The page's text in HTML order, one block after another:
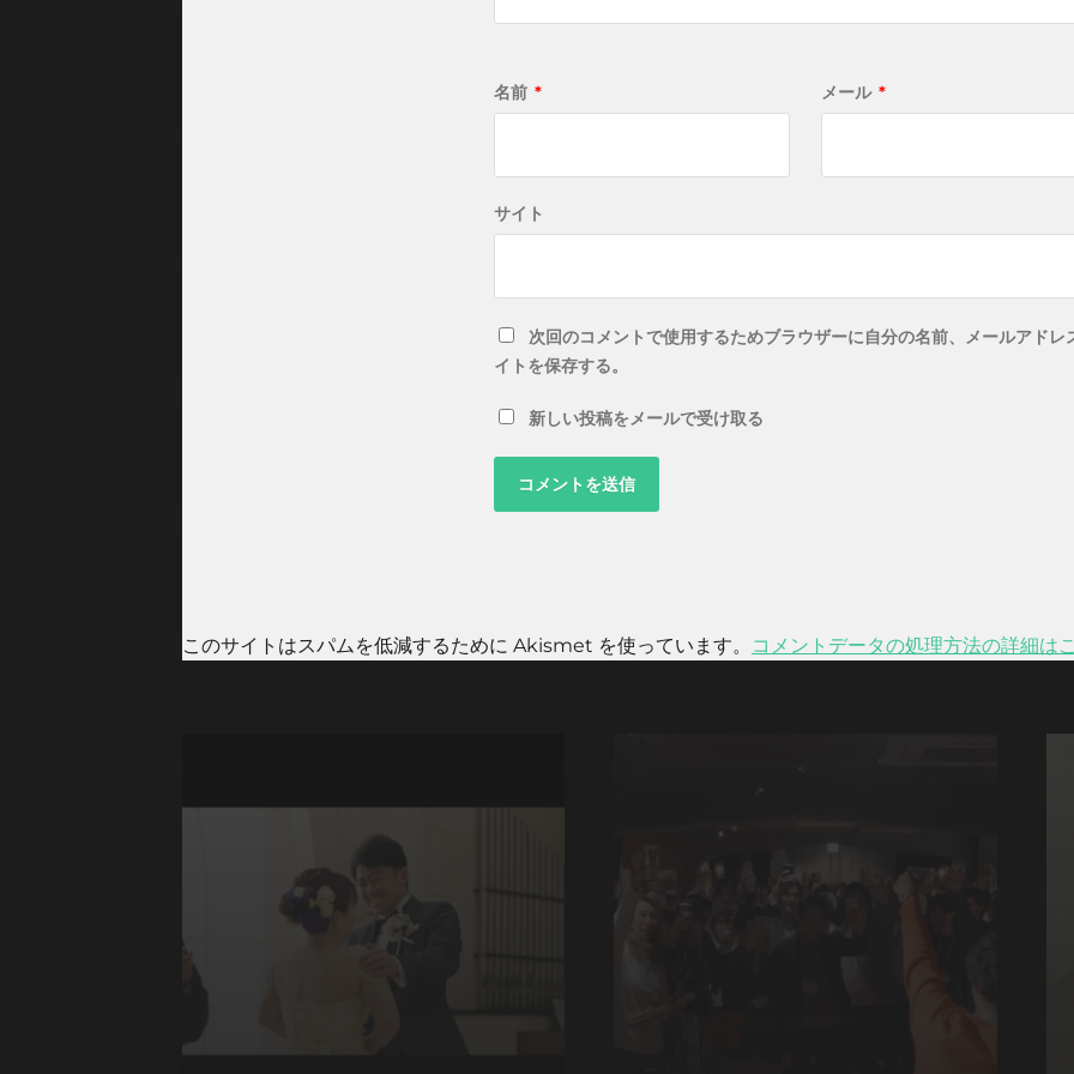
名前 * メール *
サイト
次回のコメントで使用するためブラウザーに自分の名前、メールアドレ
イトを保存する。
新しい投稿をメールで受け取る
このサイトはスパムを低減するために Akismet を使っています。 コメントデータの処理方法の詳細は